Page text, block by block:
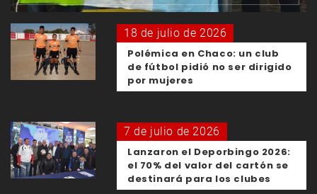
18 de julio de 2026
Polémica en Chaco: un club
de fútbol pidió no ser dirigido
por mujeres
7 de julio de 2026
Lanzaron el Deporbingo 2026:
el 70% del valor del cartón se
destinará para los clubes